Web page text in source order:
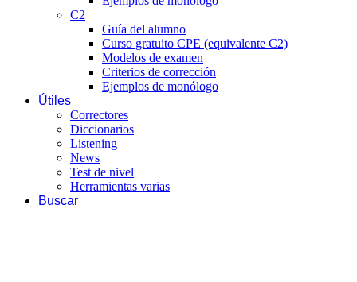
C2
Guía del alumno
Curso gratuito CPE (equivalente C2)
Modelos de examen
Criterios de corrección
Ejemplos de monólogo
Útiles
Correctores
Diccionarios
Listening
News
Test de nivel
Herramientas varias
Buscar